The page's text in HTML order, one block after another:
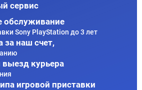
сервис
обслуживание
Sony PlayStation до 3 лет
за наш счет,
курьера
игровой приставки